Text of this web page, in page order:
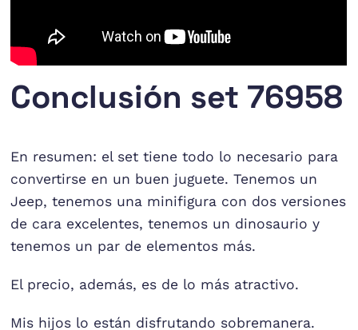
Conclusión set 76958
En resumen: el set tiene todo lo necesario para
convertirse en un buen juguete. Tenemos un
Jeep, tenemos una minifigura con dos versiones
de cara excelentes, tenemos un dinosaurio y
tenemos un par de elementos más.
El precio, además, es de lo más atractivo.
Mis hijos lo están disfrutando sobremanera.